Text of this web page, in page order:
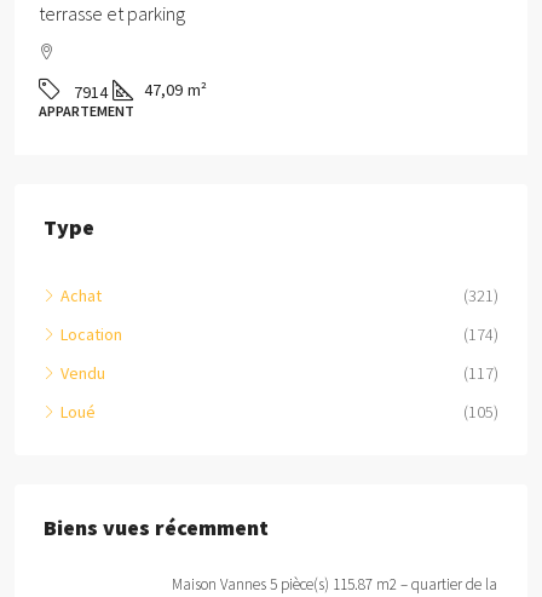
terrasse et parking
7914 47,09 m²
APPARTEMENT
Type
Achat
(321)
Location
(174)
Vendu
(117)
Loué
(105)
Biens vues récemment
Maison Vannes 5 pièce(s) 115.87 m2 – quartier de la